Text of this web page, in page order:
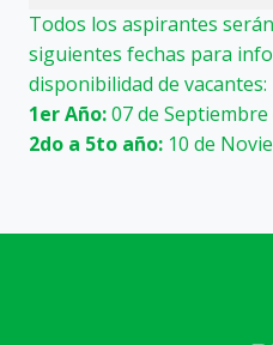
Todos los aspirantes
siguientes fechas para
disponibilidad de vacantes:
1er Año:07 de Septiembre
2do a 5to año: 10 de